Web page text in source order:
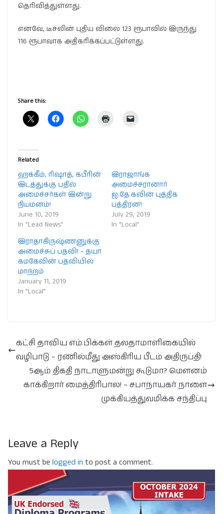
தெரிவித்துள்ளது.
எனவே, டீசலின் புதிய விலை 123 ரூபாவில் இருந்து
116 ரூபாவாக அதிகரிக்கப்பட்டுள்ளது.
Share this:
Related
ஹக்கீம், ரிஷாத், கபீரின்
இடத்துக்கு பதில்
அமைச்சர்கள் இன்று
நியமனம்!
June 10, 2019
In "Lead News"
இராஜாங்க
அமைச்சரானார்
ஐ.தே.கவின் புத்திக
பத்திரன!
July 29, 2019
In "Local"
இராதாகிருஷ்ணனுக்கு
அமைச்சுப் பதவி! – தயா
கமகேவின் பதவியில்
மாற்றம்
January 11, 2019
In "Local"
கட்சி தாவிய எம்.பிக்கள் தலதாமாளிகையில்
வழிபாடு – ரணில்மீது அஸ்கிரிய பீடம் அதிருப்தி!
5ஆம் திகதி நாடாளுமன்று கூடுமா? மெளனம்
காக்கிறார் மைத்திரிபால! – சபாநாயகர் நாளை
முக்கியத்துவமிக்க சந்திப்பு
Leave a Reply
You must be logged in to post a comment.